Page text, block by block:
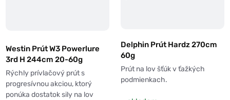
Westin Prút W3 Powerlure
3rd H 244cm 20-60g
Rýchly prívlačový prút s
progresívnou akciou, ktorý
ponúka dostatok sily na lov
Delphin Prút Hardz 270cm
60g
Prút na lov šťúk v ťažkých
podmienkach.